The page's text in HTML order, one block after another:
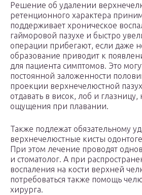
Решение об удалении
ретенционного характера
поддерживает хроническое
гайморовой пазухе и быстро
операции прибегают, если даже
образование приводит к
для пациента симптомов. Это
постоянной заложенности
проекции верхнечелюстной
отдавать в висок, лоб и
ощущения при плавании.
Также подлежат обязательному
верхнечелюстные кисты
При этом лечение проводят
и стоматолог. А при
воспаления на кости верхней
потребоваться также помощь
хирурга.